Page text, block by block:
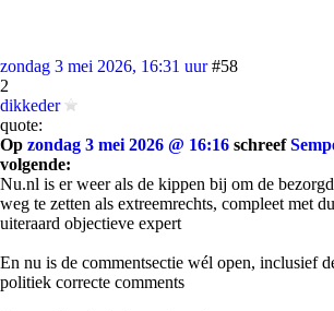
zondag 3 mei 2026, 16:31 uur #58
2
dikkeder
quote:
Op zondag 3 mei 2026 @ 16:16 schreef
volgende:
Nu.nl is er weer als de kippen bij om de
weg te zetten als extreemrechts, compleet met
uiteraard objectieve expert
En nu is de commentsectie wél open, inclusief
politiek correcte comments